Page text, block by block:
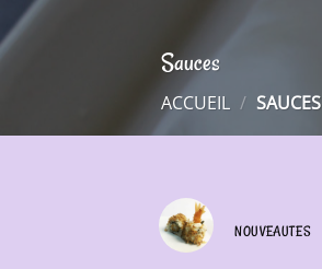
Sauces
ACCUEIL / SAUCES
NOUVEAUTES